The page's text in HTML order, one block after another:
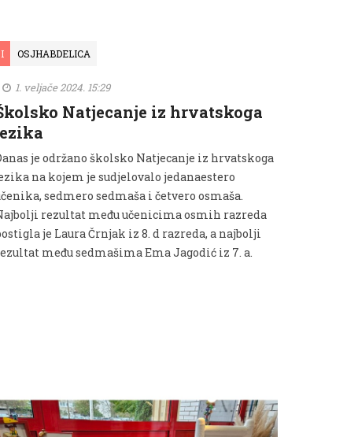
I OSJHABDELICA
1. veljače 2024. 15:29
Natjecanje iz hrvatskoga
je održano školsko Natjecanje iz hrvatskoga
na kojem je sudjelovalo jedanaestero
sedmero sedmaša i četvero osmaša.
rezultat među učenicima osmih razreda
je Laura Črnjak iz 8. d razreda, a najbolji
među sedmašima Ema Jagodić iz 7. a.